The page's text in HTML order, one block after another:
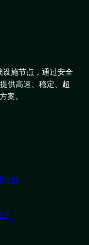
施节点，通过安全
供高速、稳定、超
案。
详解